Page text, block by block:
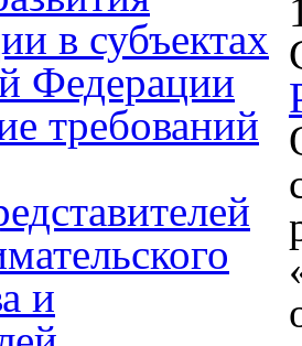
в субъектах
Федерации
требований
и